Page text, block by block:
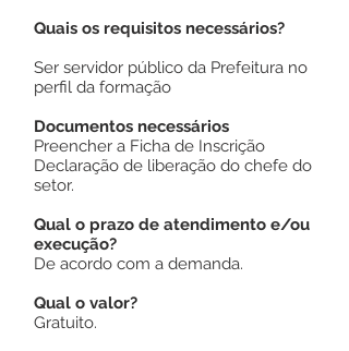
Quais os requisitos necessários?
Ser servidor público da Prefeitura no
perfil da formação
Documentos necessários
Preencher a Ficha de Inscrição
Declaração de liberação do chefe do
setor.
Qual o prazo de atendimento e/ou
execução?
De acordo com a demanda.
Qual o valor?
Gratuito.